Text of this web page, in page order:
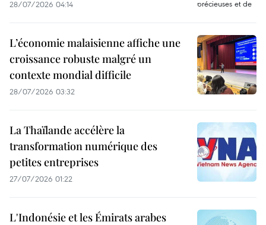
28/07/2026 04:14
L’économie malaisienne affiche une
croissance robuste malgré un
contexte mondial difficile
28/07/2026 03:32
La Thaïlande accélère la
transformation numérique des
petites entreprises
27/07/2026 01:22
L'Indonésie et les Émirats arabes